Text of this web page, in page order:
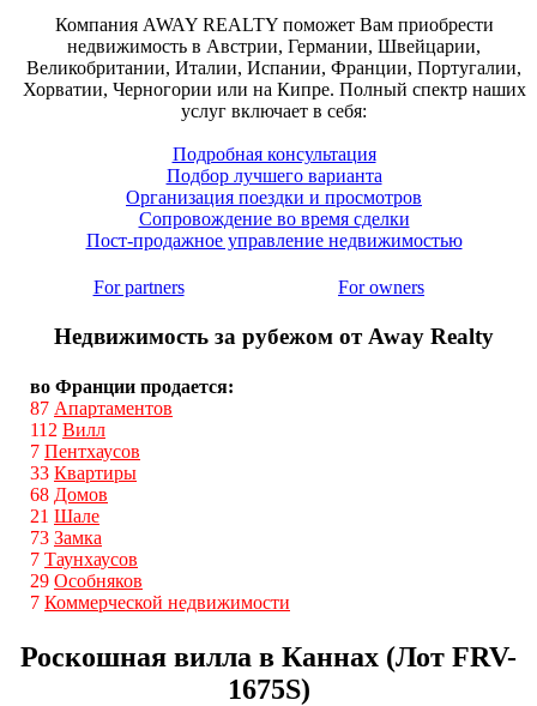
Компания AWAY REALTY поможет Вам приобрести
недвижимость в Австрии, Германии, Швейцарии,
Великобритании, Италии, Испании, Франции, Португалии,
Хорватии, Черногории или на Кипре. Полный спектр наших
услуг включает в себя:
Подробная консультация
Подбор лучшего варианта
Организация поездки и просмотров
Сопровождение во время сделки
Пост-продажное управление недвижимостью
For partners For owners
Недвижимость за рубежом от Away Realty
во Франции продается:
87 Апартаментов
112 Вилл
7 Пентхаусов
33 Квартиры
68 Домов
21 Шале
73 Замка
7 Таунхаусов
29 Особняков
7 Коммерческой недвижимости
Роскошная вилла в Каннах (Лот FRV-
1675S)